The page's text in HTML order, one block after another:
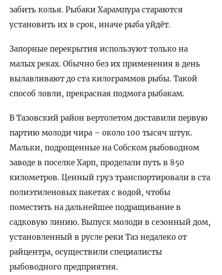
забить колья. Рыбаки Харампура стараются
установить их в срок, иначе рыба уйдёт.
Запорные перекрытия используют только на
малых реках. Обычно без их применения в день
вылавливают до ста килограммов рыбы. Такой
способ ловли, прекрасная подмога рыбакам.
В Тазовский район вертолетом доставили первую
партию молоди чира – около 100 тысяч штук.
Мальки, подрощенные на Собском рыбоводном
заводе в поселке Харп, проделали путь в 850
километров. Ценный груз транспортировали в ста
полиэтиленовых пакетах с водой, чтобы
поместить на дальнейшее подращивание в
садковую линию. Выпуск молоди в сезонный дом,
установленный в русле реки Таз недалеко от
райцентра, осуществили специалисты
рыбоводного предприятия.